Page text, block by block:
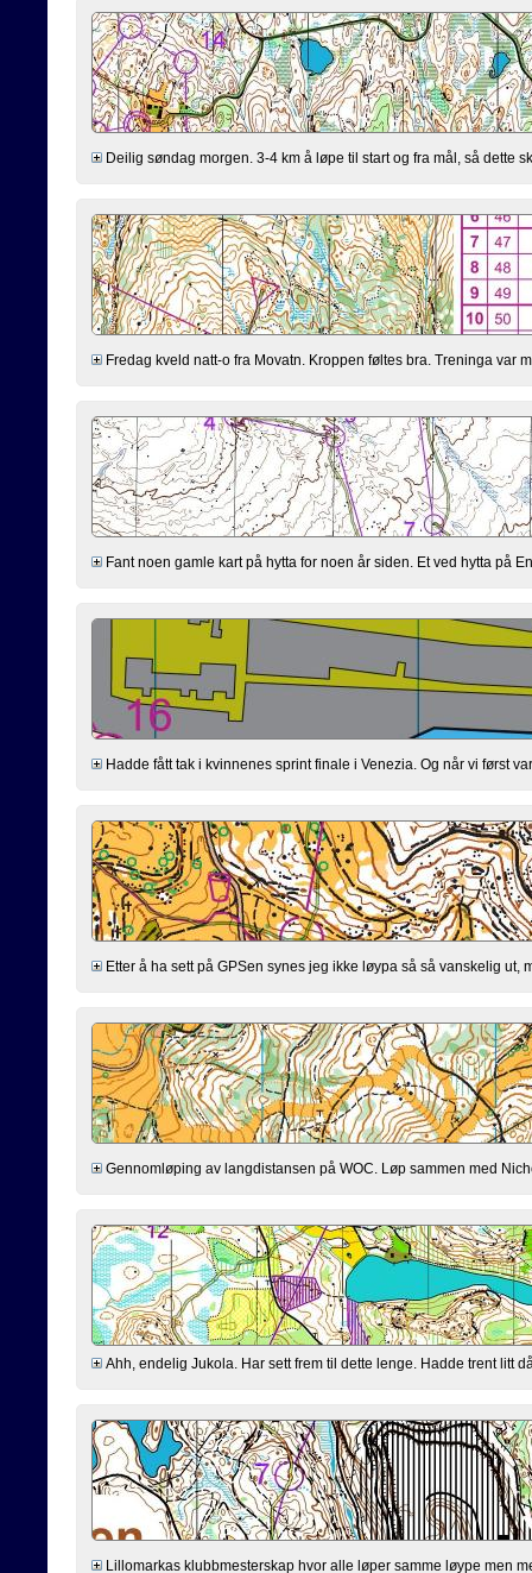
Deilig søndag morgen. 3-4 km å løpe til start og fra mål, så dette
Fredag kveld natt-o fra Movatn. Kroppen føltes bra. Treninga var
Fant noen gamle kart på hytta for noen år siden. Et ved hytta på
Hadde fått tak i kvinnenes sprint finale i Venezia. Og når vi først
Etter å ha sett på GPSen synes jeg ikke løypa så så vanskelig ut,
Gennomløping av langdistansen på WOC. Løp sammen med
Ahh, endelig Jukola. Har sett frem til dette lenge. Hadde trent litt
Lillomarkas klubbmesterskap hvor alle løper samme løype men